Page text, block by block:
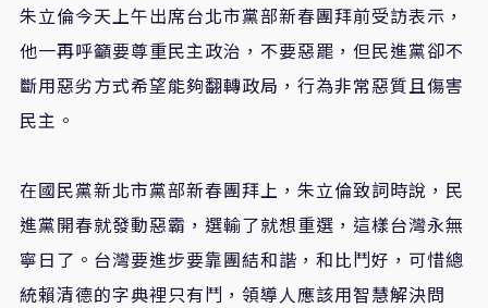
朱立倫今天上午出席台北市黨部新春團拜前受訪表示，
他一再呼籲要尊重民主政治，不要惡罷，但民進黨卻不
斷用惡劣方式希望能夠翻轉政局，行為非常惡質且傷害
民主。
在國民黨新北市黨部新春團拜上，朱立倫致詞時說，民
進黨開春就發動惡霸，選輸了就想重選，這樣台灣永無
寧日了。台灣要進步要靠團結和諧，和比鬥好，可惜總
統賴清德的字典裡只有鬥，領導人應該用智慧解決問